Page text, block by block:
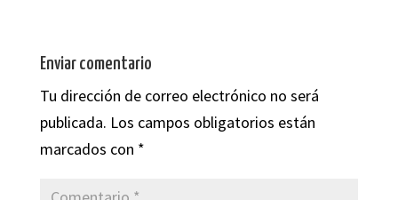
Enviar comentario
Tu dirección de correo electrónico no será
publicada. Los campos obligatorios están
marcados con *